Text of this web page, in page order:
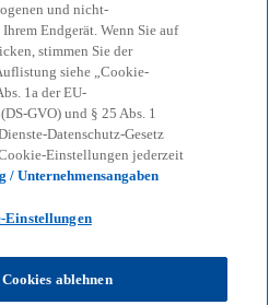
und nicht-
Endgerät. Wenn Sie auf
stimmen Sie der
siehe „Cookie-
1a der EU-
GVO) und § 25 Abs. 1
Datenschutz-Gesetz
Einstellungen jederzeit
/ Unternehmensangaben
Einstellungen
ablehnen